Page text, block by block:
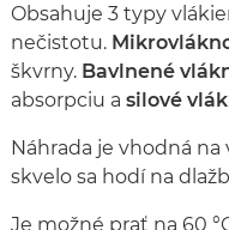
Obsahuje 3 typy
nečistotu.
škvrny. Bavlnené
absorpciu a silové
Náhrada je vhodná
skvelo sa hodí na
Je možné prať na 60